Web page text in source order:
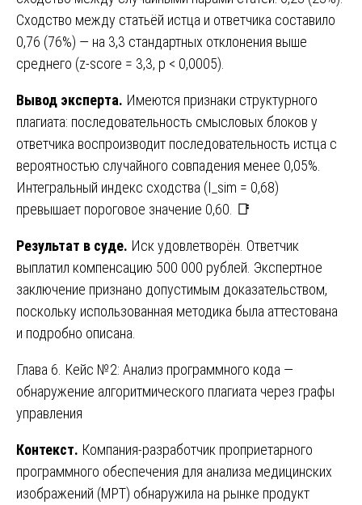
Сходство между статьёй истца и ответчика составило
0,76 (76%) — на 3,3 стандартных отклонения выше
среднего (z-score = 3,3, p < 0,0005).
Вывод эксперта. Имеются признаки структурного
плагиата: последовательность смысловых блоков у
ответчика воспроизводит последовательность истца с
вероятностью случайного совпадения менее 0,05%.
Интегральный индекс сходства (I_sim = 0,68)
превышает пороговое значение 0,60. 📑
Результат в суде. Иск удовлетворён. Ответчик
выплатил компенсацию 500 000 рублей. Экспертное
заключение признано допустимым доказательством,
поскольку использованная методика была аттестована
и подробно описана.
Глава 6. Кейс №2: Анализ программного кода —
обнаружение алгоритмического плагиата через графы
управления
Контекст. Компания-разработчик проприетарного
программного обеспечения для анализа медицинских
изображений (МРТ) обнаружила на рынке продукт